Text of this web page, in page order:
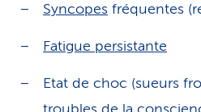
Syncopes fréquentes
Fatigue persistante
Etat de choc (sueurs
troubles de la